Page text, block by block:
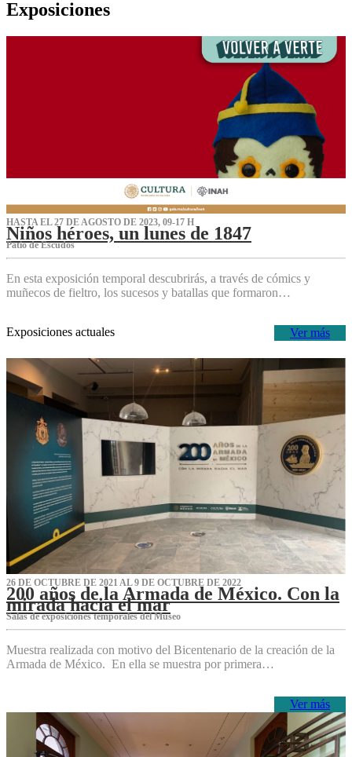
Exposiciones
HASTA EL 27 DE AGOSTO DE 2023, 09-17 H
Niños héroes, un lunes de 1847
Patio de Escudos
En esta exposición temporal descubrirás, a través de cómics y
muñecos de fieltro, los sucesos y batallas que formaron…
Ver más
Exposiciones actuales
26 DE OCTUBRE DE 2021 AL 9 DE OCTUBRE DE 2022
200 años de la Armada de México. Con la
mirada hacia el mar
Salas de exposiciones temporales del Museo‌
Muestra realizada con motivo del Bicentenario de la creación de la
Armada de México. En ella se muestra por primera…
Ver más